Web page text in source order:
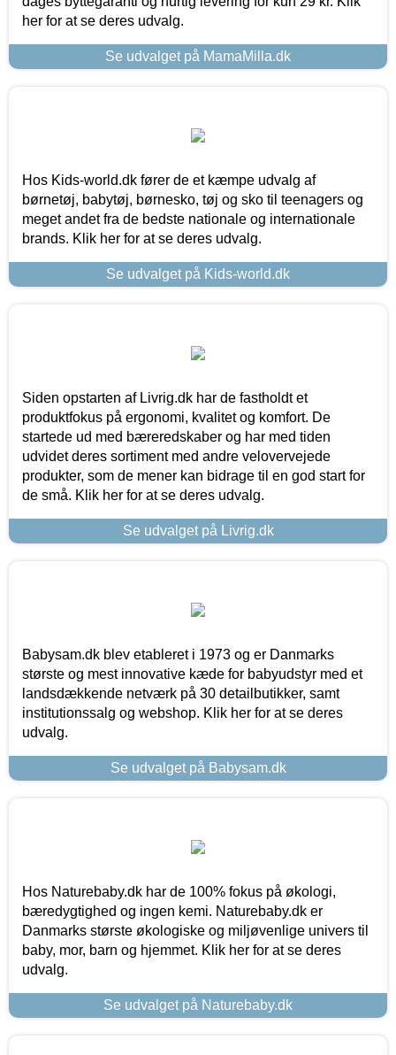
her for at se deres udvalg.
Se udvalget på MamaMilla.dk
Hos Kids-world.dk fører de et kæmpe udvalg af
børnetøj, babytøj, børnesko, tøj og sko til teenagers og
meget andet fra de bedste nationale og internationale
brands. Klik her for at se deres udvalg.
Se udvalget på Kids-world.dk
Siden opstarten af Livrig.dk har de fastholdt et
produktfokus på ergonomi, kvalitet og komfort. De
startede ud med bæreredskaber og har med tiden
udvidet deres sortiment med andre velovervejede
produkter, som de mener kan bidrage til en god start for
de små. Klik her for at se deres udvalg.
Se udvalget på Livrig.dk
Babysam.dk blev etableret i 1973 og er Danmarks
største og mest innovative kæde for babyudstyr med et
landsdækkende netværk på 30 detailbutikker, samt
institutionssalg og webshop. Klik her for at se deres
udvalg.
Se udvalget på Babysam.dk
Hos Naturebaby.dk har de 100% fokus på økologi,
bæredygtighed og ingen kemi. Naturebaby.dk er
Danmarks største økologiske og miljøvenlige univers til
baby, mor, barn og hjemmet. Klik her for at se deres
udvalg.
Se udvalget på Naturebaby.dk